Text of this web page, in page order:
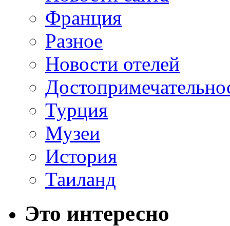
Франция
Разное
Новости отелей
Турция
Музеи
История
Таиланд
Это интересно